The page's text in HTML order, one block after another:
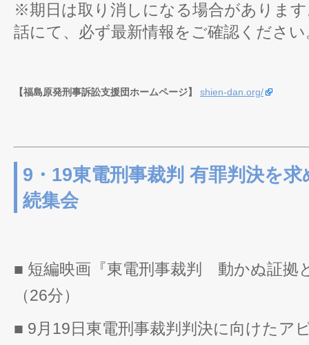
※期日は取り消しになる場合がありま
話にて、必ず最新情報をご確認ください
【福島原発刑事訴訟支援団ホームページ】 shien-dan.org/
9・19東電刑事裁判 有罪判決を
続集会
■ 短編映画『東電刑事裁判 動かぬ証拠
（26分）
■ 9月19日東電刑事裁判判決に向けたア